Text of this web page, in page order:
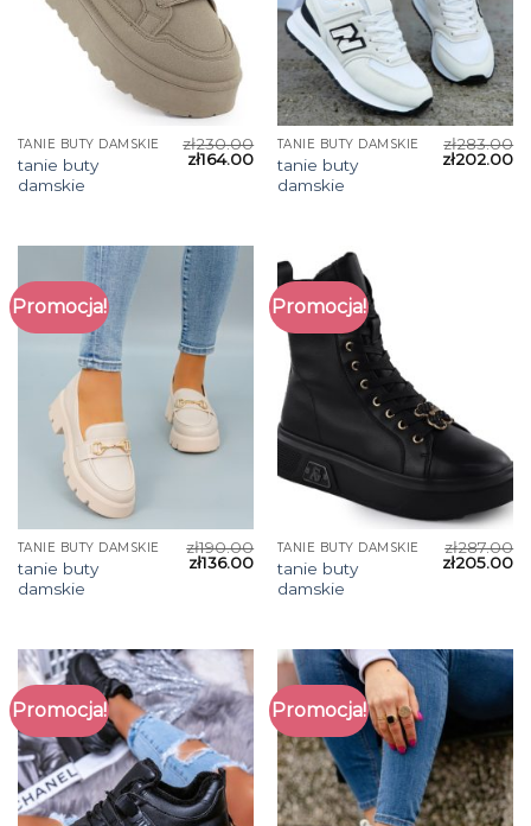
TANIE BUTY DAMSKIE
tanie buty
damskie
zł230.00
zł164.00
TANIE BUTY DAMSKIE
tanie buty
damskie
zł283.00
zł202.00
Promocja!
TANIE BUTY DAMSKIE
tanie buty
damskie
zł190.00
zł136.00
Promocja!
TANIE BUTY DAMSKIE
tanie buty
damskie
zł287.00
zł205.00
Promocja! Promocja!